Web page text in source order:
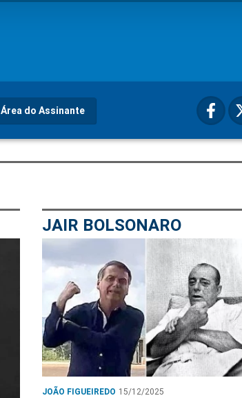
Área do Assinante
JAIR BOLSONARO
JOÃO FIGUEIREDO 15/12/2025